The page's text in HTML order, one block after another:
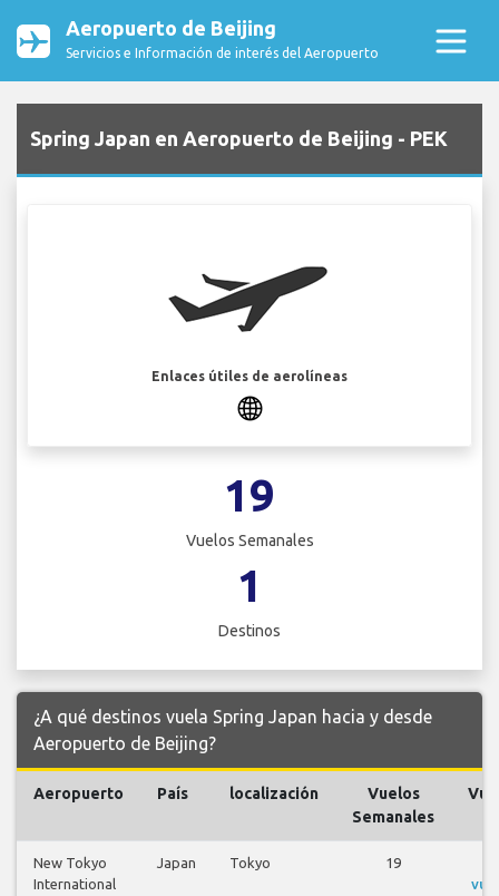
Aeropuerto de Beijing
Servicios e Información de interés del Aeropuerto
Spring Japan en Aeropuerto de Beijing - PEK
Enlaces útiles de aerolíneas
19
Vuelos Semanales
1
Destinos
¿A qué destinos vuela Spring Japan hacia y desde
Aeropuerto de Beijing?
Aeropuerto País localización
Vuelos
Semanales
New Tokyo
International
Japan Tokyo 19